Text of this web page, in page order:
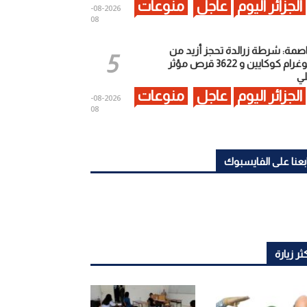
الجزائر اليوم عاجل منوعات
2026-08-
08
شرطة زرالدة تحجز أزيد من
كيلوغرام كوكايين و 3622 قرص مؤثر
الجزائر اليوم عاجل منوعات
2026-08-
08
على الفايسبوك
زيارة